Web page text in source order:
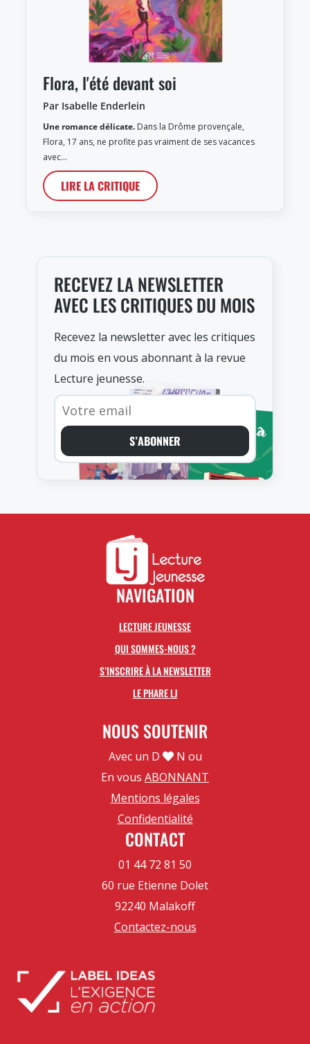
Flora, l'été devant soi
Par Isabelle Enderlein
Une romance délicate. Dans la Drôme provençale,
Flora, 17 ans, ne profite pas vraiment de ses vacances
avec…
LIRE LA CRITIQUE
RECEVEZ LA NEWSLETTER
AVEC LES CRITIQUES DU MOIS
Recevez la newsletter avec les critiques
du mois en vous abonnant à la revue
Lecture jeunesse.
S’ABONNER
NAVIGATION
LECTURE JEUNESSE
QUI SOMMES-NOUS ?
S’INSCRIRE À LA NEWSLETTER
LE PHARE LJ
NOUS SOUTENIR
Avec un D
N ou
En vous ABONNANT
Mentions légales
Confidentialité
CONTACT
01 44 72 81 50
60 rue Etienne Dolet
92240 Malakoff
Contactez-nous